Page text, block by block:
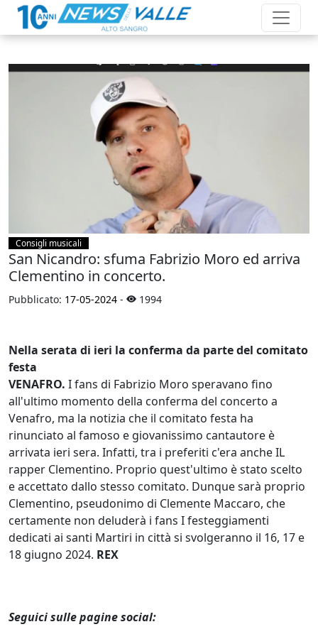
Consigli musicali
San Nicandro: sfuma Fabrizio Moro ed arriva
Clementino in concerto.
Pubblicato: 17-05-2024 - 1994
Nella serata di ieri la conferma da parte del comitato
festa
VENAFRO. I fans di Fabrizio Moro speravano fino
all'ultimo momento della conferma del concerto a
Venafro, ma la notizia che il comitato festa ha
rinunciato al famoso e giovanissimo cantautore è
arrivata ieri sera. Infatti, tra i preferiti c'era anche IL
rapper Clementino. Proprio quest'ultimo è stato scelto
e accettato dallo stesso comitato. Dunque sarà proprio
Clementino, pseudonimo di Clemente Maccaro, che
certamente non deluderà i fans I festeggiamenti
dedicati ai santi Martiri in città si svolgeranno il 16, 17 e
18 giugno 2024. REX
Seguici sulle pagine social: